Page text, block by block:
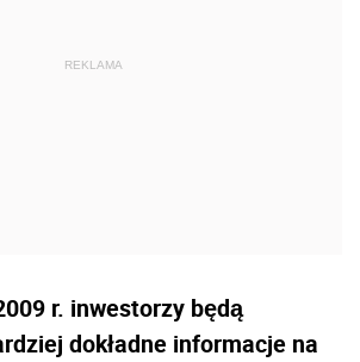
r. inwestorzy będą
dokładne informacje na